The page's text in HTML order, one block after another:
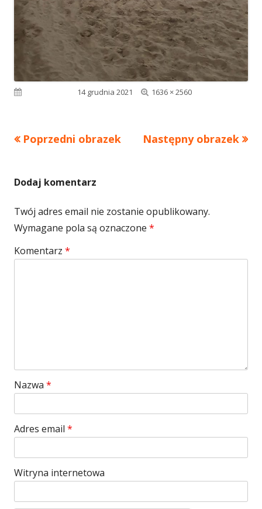
14 grudnia 2021
Pełny
1636 × 2560
Poprzedni obrazek Następny obrazek
Dodaj komentarz
Twój adres email nie zostanie opublikowany.
Wymagane pola są oznaczone *
Komentarz *
Nazwa *
Adres email *
Witryna internetowa